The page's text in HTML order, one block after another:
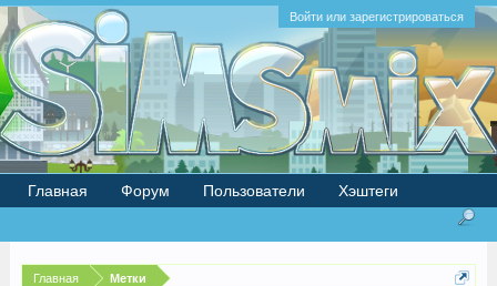
Войти или зарегистрироваться
Главная Метки
Главная Форум Пользователи Хэштеги